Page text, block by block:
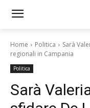
Home Politica
Sarà
regionali in Campania
Politica
Sarà